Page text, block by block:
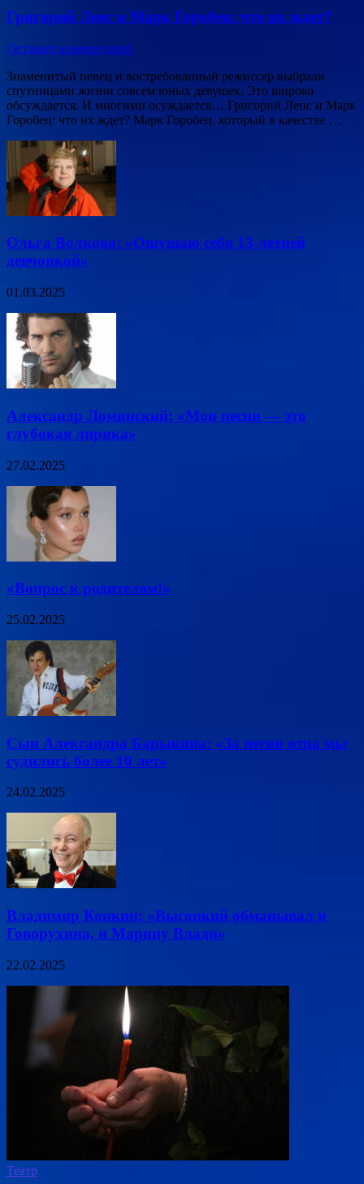
Григорий Лепс и Марк Горобец: что их ждет?
Оставьте комментарий
Знаменитый певец и востребованный режиссер выбрали
спутницами жизни совсем юных девушек. Это широко
обсуждается. И многими осуждается… Григорий Лепс и Марк
Горобец: что их ждет? Марк Горобец, который в качестве …
Ольга Волкова: «Ощущаю себя 13-летней
девчонкой»
01.03.2025
Александр Ломинский: «Мои песни — это
глубокая лирика»
27.02.2025
«Вопрос к родителям!»
25.02.2025
Сын Александра Барыкина: «За песни отца мы
судились более 10 лет»
24.02.2025
Владимир Конкин: «Высоцкий обманывал и
Говорухина, и Марину Влади»
22.02.2025
Театр